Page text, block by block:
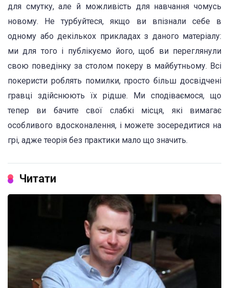
для смутку, але й можливість для навчання чомусь
новому. Не турбуйтеся, якщо ви впізнали себе в
одному або декількох прикладах з даного матеріалу:
ми для того і публікуємо його, щоб ви переглянули
свою поведінку за столом покеру в майбутньому. Всі
покеристи роблять помилки, просто більш досвідчені
гравці здійснюють їх рідше. Ми сподіваємося, що
тепер ви бачите свої слабкі місця, які вимагає
особливого вдосконалення, і можете зосередитися на
грі, адже теорія без практики мало що значить.
Читати